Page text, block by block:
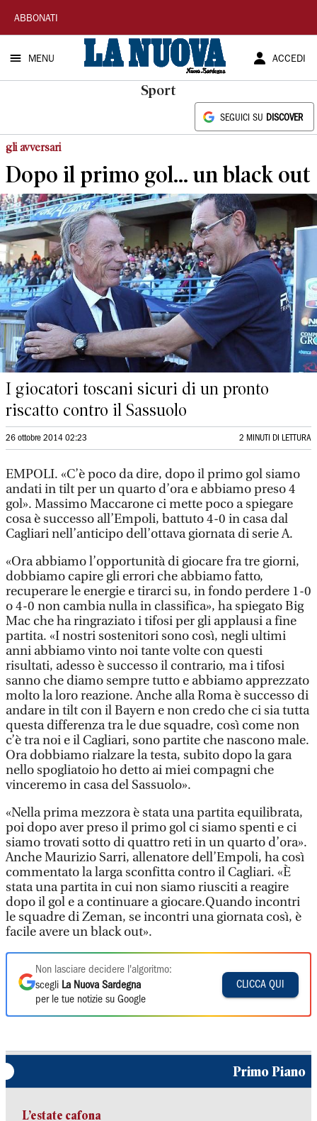
La
Nuova
Sardegna
ABBONATI
MENU ACCEDI
Sport
SEGUICI SU DISCOVER
gli avversari
Dopo il primo gol... un black out
I giocatori toscani sicuri di un pronto
riscatto contro il Sassuolo
26 ottobre 2014 02:23 2 MINUTI DI LETTURA
EMPOLI. «C’è poco da dire, dopo il primo gol siamo
andati in tilt per un quarto d’ora e abbiamo preso 4
gol». Massimo Maccarone ci mette poco a spiegare
cosa è successo all’Empoli, battuto 4-0 in casa dal
Cagliari nell’anticipo dell’ottava giornata di serie A.
«Ora abbiamo l’opportunità di giocare fra tre giorni,
dobbiamo capire gli errori che abbiamo fatto,
recuperare le energie e tirarci su, in fondo perdere 1-0
o 4-0 non cambia nulla in classifica», ha spiegato Big
Mac che ha ringraziato i tifosi per gli applausi a fine
partita. «I nostri sostenitori sono così, negli ultimi
anni abbiamo vinto noi tante volte con questi
risultati, adesso è successo il contrario, ma i tifosi
sanno che diamo sempre tutto e abbiamo apprezzato
molto la loro reazione. Anche alla Roma è successo di
andare in tilt con il Bayern e non credo che ci sia tutta
questa differenza tra le due squadre, così come non
c’è tra noi e il Cagliari, sono partite che nascono male.
Ora dobbiamo rialzare la testa, subito dopo la gara
nello spogliatoio ho detto ai miei compagni che
vinceremo in casa del Sassuolo».
«Nella prima mezzora è stata una partita equilibrata,
poi dopo aver preso il primo gol ci siamo spenti e ci
siamo trovati sotto di quattro reti in un quarto d’ora».
Anche Maurizio Sarri, allenatore dell’Empoli, ha così
commentato la larga sconfitta contro il Cagliari. «È
stata una partita in cui non siamo riusciti a reagire
dopo il gol e a continuare a giocare.Quando incontri
le squadre di Zeman, se incontri una giornata così, è
facile avere un black out».
Non lasciare decidere l'algoritmo:
scegli La Nuova Sardegna
per le tue notizie su Google
CLICCA QUI
Primo Piano
L’estate cafona